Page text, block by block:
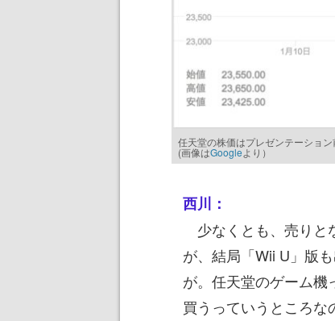
任天堂の株価はプレゼンテーショ
(画像はGoogleより）
西川：
少なくとも、売りと
が、結局「Wii U」版
が。任天堂のゲーム
買うっていうところな